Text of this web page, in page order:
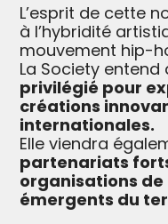
L’esprit de cette
à l’hybridité
mouvement hip-
La Society entend
privilégié pour
créations
internationales.
Elle viendra
partenariats
organisations de
émergents du